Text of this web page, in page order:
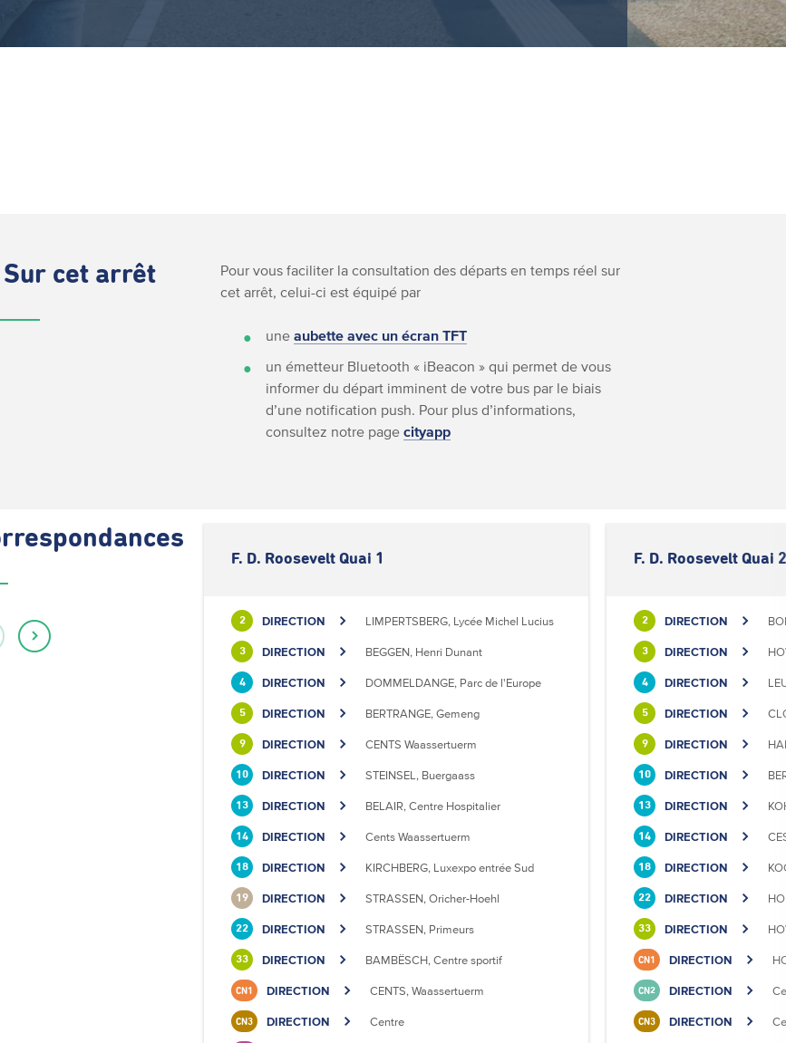
Sur cet arrêt
Pour vous faciliter la consultation des départs en temps réel sur
cet arrêt, celui-ci est équipé par
uneaubette avec un écran TFT
un émetteur Bluetooth « iBeacon » qui permet de vous
informer du départ imminent de votre bus par le biais
d’une notification push. Pour plus d’informations,
consultez notre pagecityapp
F. D. Roosevelt Quai 1
2 DIRECTION LIMPERTSBERG, Lycée Michel Lucius
3 DIRECTION BEGGEN, Henri Dunant
4 DIRECTION DOMMELDANGE, Parc de l'Europe
5 DIRECTION BERTRANGE, Gemeng
9 DIRECTION CENTS Waassertuerm
10 DIRECTION STEINSEL, Buergaass
13 DIRECTION BELAIR, Centre Hospitalier
14 DIRECTION Cents Waassertuerm
18 DIRECTION KIRCHBERG, Luxexpo entrée Sud
19 DIRECTION STRASSEN, Oricher-Hoehl
22 DIRECTION STRASSEN, Primeurs
33 DIRECTION BAMBËSCH, Centre sportif
CN1 DIRECTION CENTS, Waassertuerm
CN3 DIRECTION Centre
F. D. Roosevelt Quai 2
2 DIRECTION
3 DIRECTION
4 DIRECTION
5 DIRECTION
9 DIRECTION
10 DIRECTION
13 DIRECTION
14 DIRECTION
18 DIRECTION
22 DIRECTION
33 DIRECTION
CN1 DIRECTION
CN2 DIRECTION
CN3 DIRECTION